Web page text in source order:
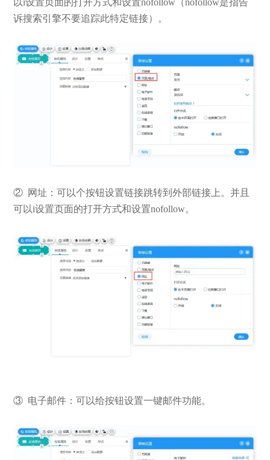
以i设置页面的打开方式和设置nofollow（nofollow是指告
诉搜索引擎不要追踪此特定链接）。
② 网址：可以个按钮设置链接跳转到外部链接上。并且
可以i设置页面的打开方式和设置nofollow。
③ 电子邮件：可以给按钮设置一键邮件功能。